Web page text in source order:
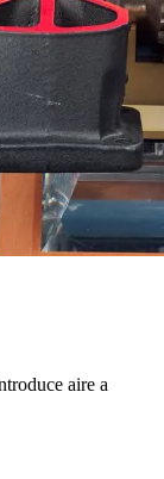
aire a